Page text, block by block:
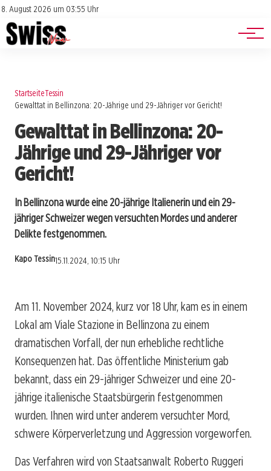
8. August 2026 um 03:55 Uhr
Impressum
Datenschutz
Jobs
Events
StartseiteTessin
Gewalttat in Bellinzona: 20-Jährige und 29-Jähriger vor Gericht!
Gewalttat in Bellinzona: 20-
Jährige und 29-Jähriger vor
Gericht!
In Bellinzona wurde eine 20-jährige Italienerin und ein 29-
jähriger Schweizer wegen versuchten Mordes und anderer
Delikte festgenommen.
Kapo Tessin15.11.2024, 10:15 Uhr
Am 11. November 2024, kurz vor 18 Uhr, kam es in einem
Lokal am Viale Stazione in Bellinzona zu einem
dramatischen Vorfall, der nun erhebliche rechtliche
Konsequenzen hat. Das öffentliche Ministerium gab
bekannt, dass ein 29-jähriger Schweizer und eine 20-
jährige italienische Staatsbürgerin festgenommen
wurden. Ihnen wird unter anderem versuchter Mord,
schwere Körperverletzung und Aggression vorgeworfen.
Das Verfahren wird von Staatsanwalt Roberto Ruggeri